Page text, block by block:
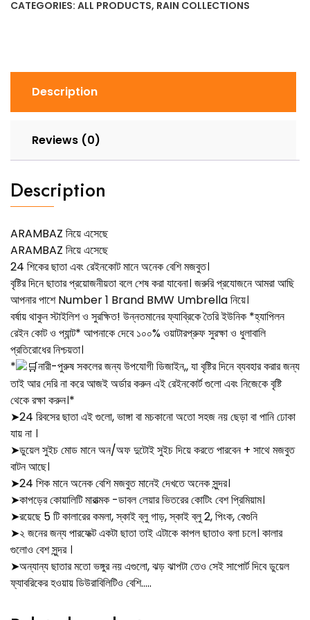
CATEGORIES: ALL PRODUCTS, RAIN COLLECTIONS
Description
Reviews (0)
Description
ARAMBAZ নিয়ে এসেছে
ARAMBAZ নিয়ে এসেছে
24 শিকের ছাতা এবং রেইনকোট মানে অনেক বেশি মজবুত।
বৃষ্টির দিনে ছাতার প্রয়োজনীয়তা বলে শেষ করা যাবেনা। জরুরি প্রযোজনে আমরা আছি
আপনার পাশে Number 1 Brand BMW Umbrella নিয়ে।
বর্ষায় থাকুন স্টাইলিশ ও সুরক্ষিত! উন্নতমানের ফ্যাব্রিকে তৈরি ইউনিক *হ্যাপিলন
রেইন কোট ও প্যান্ট* আপনাকে দেবে ১০০% ওয়াটারপ্রুফ সুরক্ষা ও ধুলাবালি
প্রতিরোধের নিশ্চয়তা।
*
নারী-পুরুষ সকলের জন্য উপযোগী ডিজাইন,, যা বৃষ্টির দিনে ব্যবহার করার জন্য
তাই আর দেরি না করে আজই অর্ডার করুন এই রেইনকোর্ট গুলো এবং নিজেকে বৃষ্টি
থেকে রক্ষা করুন।*
➤24 রিবসের ছাতা এই গুলো, ভাঙ্গা বা মচকানো অতো সহজ নয় ছেড়া বা পানি ঢোকা
যায় না ।
➤ডুয়েল সুইচ মোড মানে অন/অফ দুটোই সুইচ দিয়ে করতে পারবেন + সাথে মজবুত
বাটন আছে।
➤24 শিক মানে অনেক বেশি মজবুত মানেই দেখতে অনেক সুন্দর।
➤কাপড়ের কোয়ালিটি মারাত্মক -ডাবল লেয়ার ভিতরের কোটিং বেশ প্রিমিয়াম।
➤রয়েছে 5 টি কালারের কমলা, স্কাই ব্লু গাড়, স্কাই ব্লু 2, পিংক, বেগুনি
➤২ জনের জন্য পারফেক্ট একটা ছাতা তাই এটাকে কাপল ছাতাও বলা চলে। কালার
গুলোও বেশ সুন্দর ।
➤অন্যান্য ছাতার মতো ভঙ্গুর নয় এগুলো, ঝড় ঝাপটা তেও সেই সাপোর্ট দিবে ডুয়েল
ফ্যাবরিকের হওয়ায় ডিউরাবিলিটিও বেশি…..